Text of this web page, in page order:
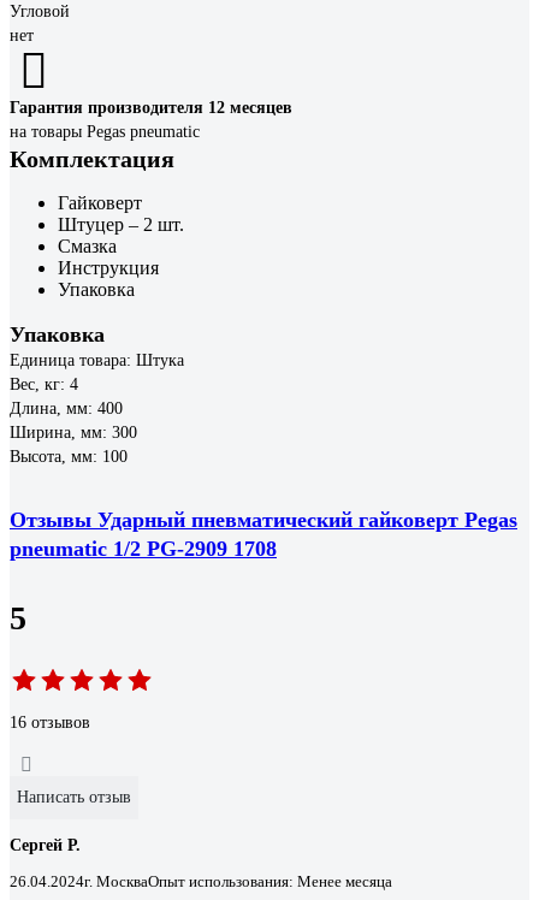
Угловой
нет
Гарантия производителя 12 месяцев
на товары Pegas pneumatic
Комплектация
Гайковерт
Штуцер – 2 шт.
Смазка
Инструкция
Упаковка
Упаковка
Единица товара: Штука
Вес, кг: 4
Длина, мм: 400
Ширина, мм: 300
Высота, мм: 100
Отзывы Ударный пневматический гайковерт Pegas
pneumatic 1/2 PG-2909 1708
5
16 отзывов
Написать отзыв
Сергей Р.
26.04.2024г. МоскваОпыт использования: Менее месяца